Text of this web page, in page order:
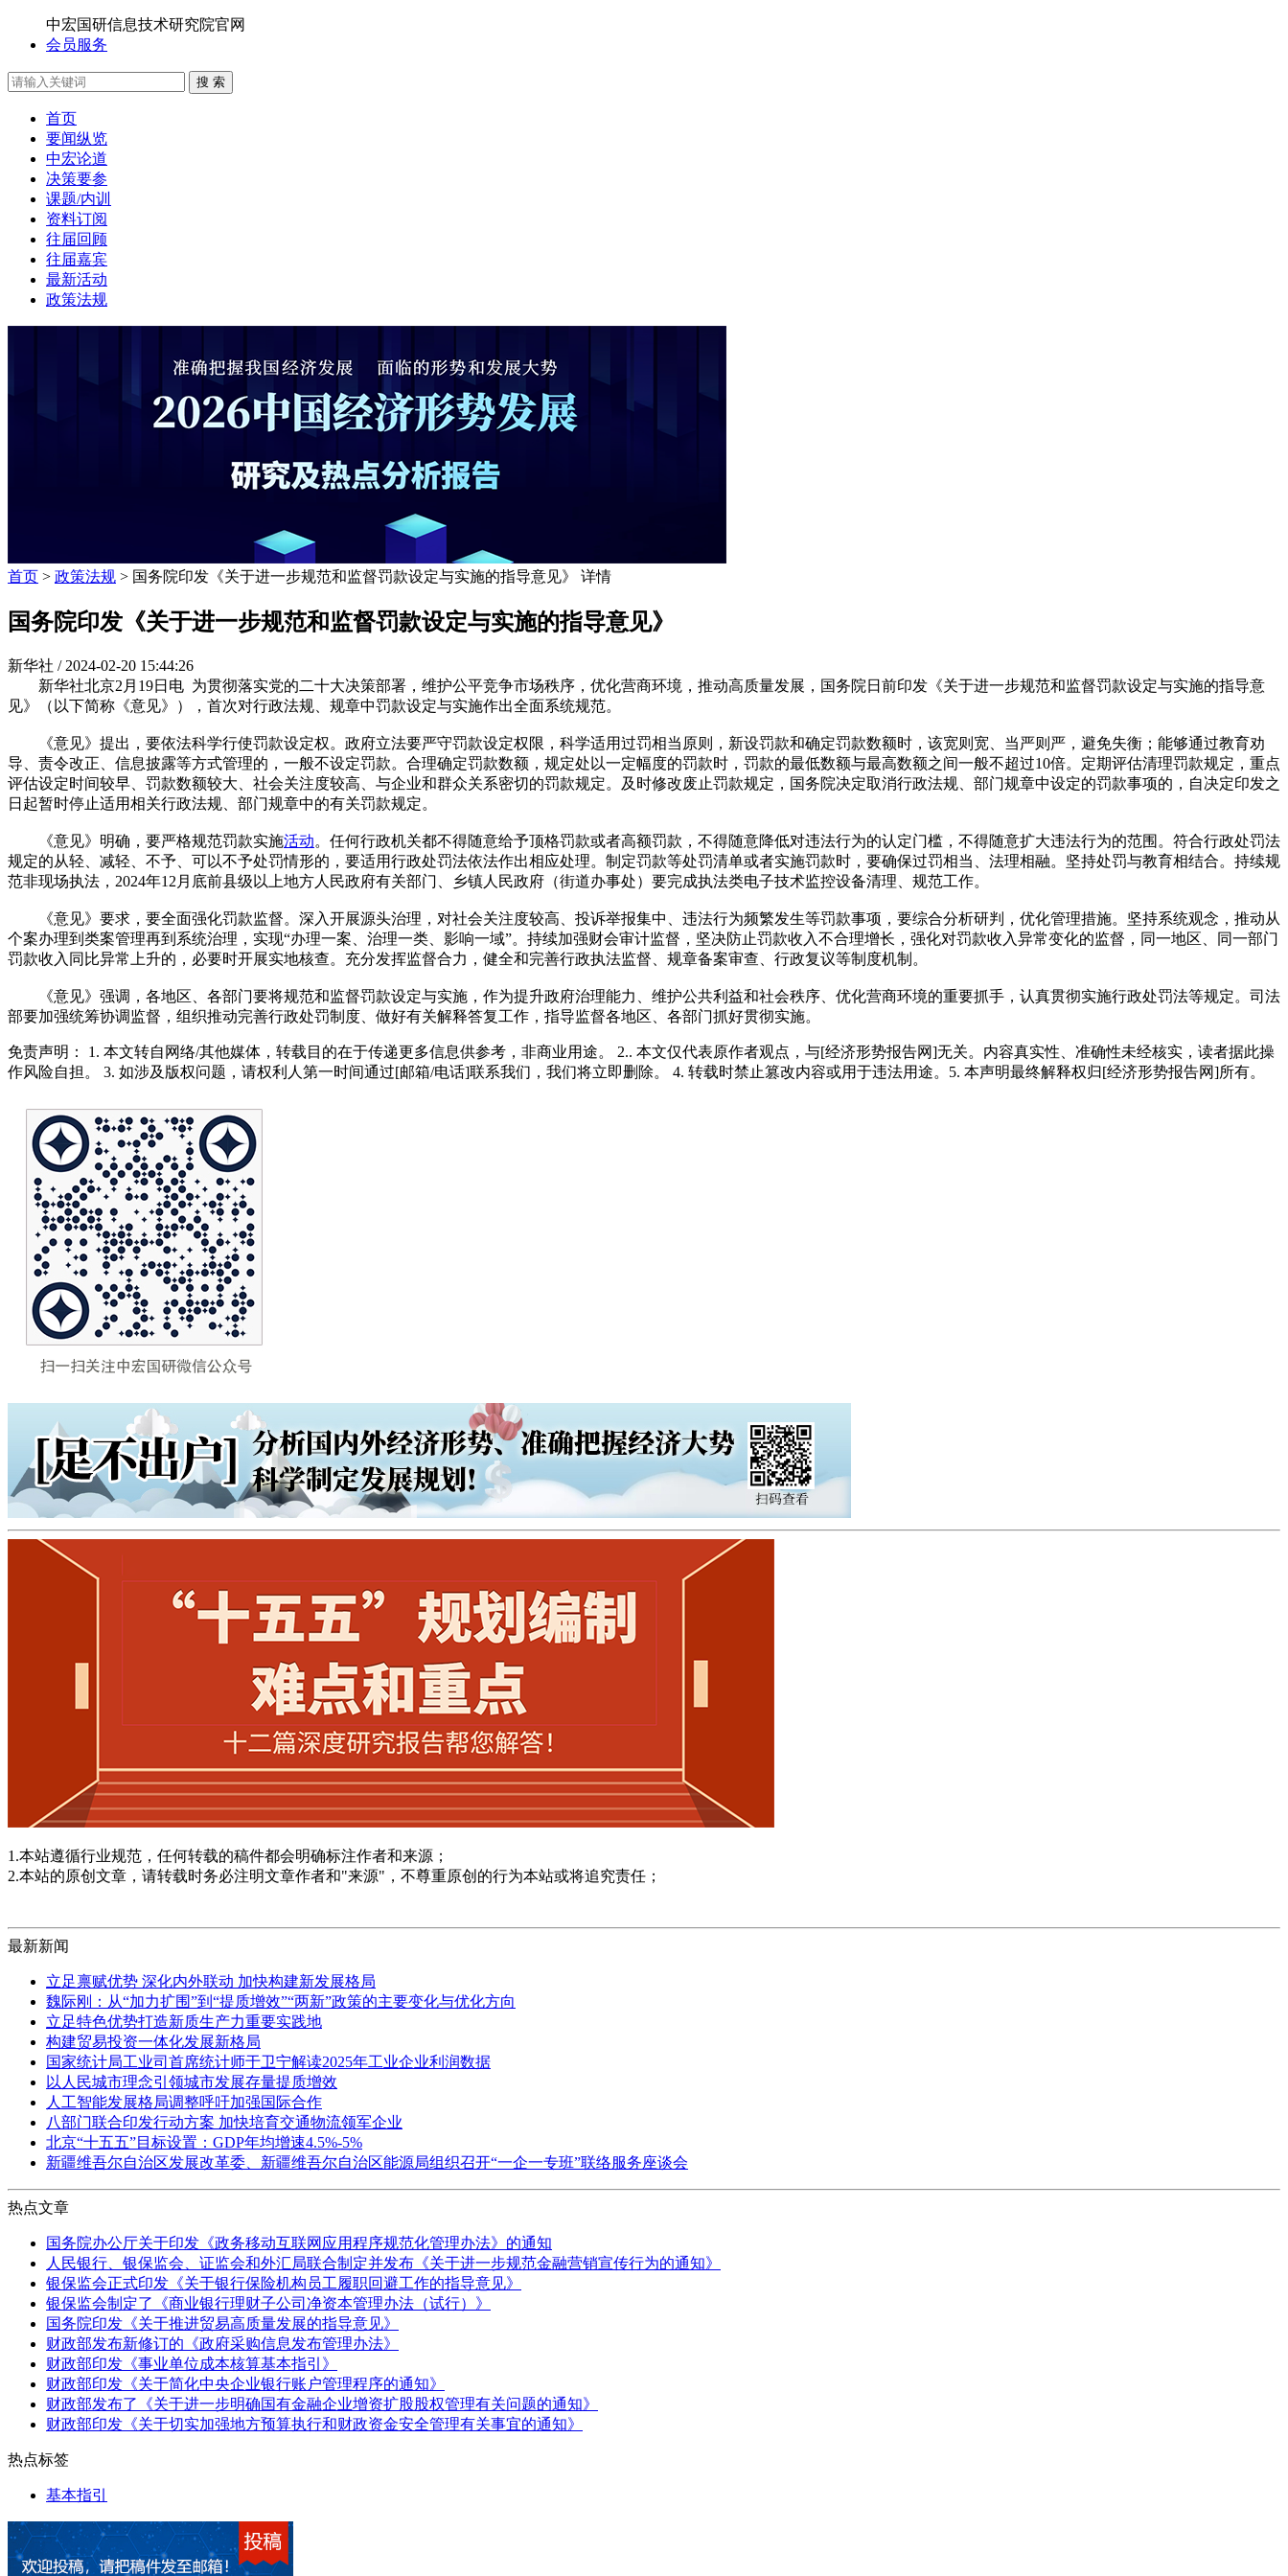
中宏国研信息技术研究院官网
会员服务
搜 索
首页
要闻纵览
中宏论道
决策要参
课题/内训
资料订阅
往届回顾
往届嘉宾
最新活动
政策法规
首页 > 政策法规 > 国务院印发《关于进一步规范和监督罚款设定与实施的指导意见》 详情
国务院印发《关于进一步规范和监督罚款设定与实施的指导意见》
新华社 / 2024-02-20 15:44:26
新华社北京2月19日电 为贯彻落实党的二十大决策部署，维护公平竞争市场秩序，优化营商环境，推动高质量发展，国务院日前印发《关于进一步规范和监督罚款设定与实施的指导意
见》（以下简称《意见》），首次对行政法规、规章中罚款设定与实施作出全面系统规范。
《意见》提出，要依法科学行使罚款设定权。政府立法要严守罚款设定权限，科学适用过罚相当原则，新设罚款和确定罚款数额时，该宽则宽、当严则严，避免失衡；能够通过教育劝
导、责令改正、信息披露等方式管理的，一般不设定罚款。合理确定罚款数额，规定处以一定幅度的罚款时，罚款的最低数额与最高数额之间一般不超过10倍。定期评估清理罚款规定，重点
评估设定时间较早、罚款数额较大、社会关注度较高、与企业和群众关系密切的罚款规定。及时修改废止罚款规定，国务院决定取消行政法规、部门规章中设定的罚款事项的，自决定印发之
日起暂时停止适用相关行政法规、部门规章中的有关罚款规定。
《意见》明确，要严格规范罚款实施活动。任何行政机关都不得随意给予顶格罚款或者高额罚款，不得随意降低对违法行为的认定门槛，不得随意扩大违法行为的范围。符合行政处罚法
规定的从轻、减轻、不予、可以不予处罚情形的，要适用行政处罚法依法作出相应处理。制定罚款等处罚清单或者实施罚款时，要确保过罚相当、法理相融。坚持处罚与教育相结合。持续规
范非现场执法，2024年12月底前县级以上地方人民政府有关部门、乡镇人民政府（街道办事处）要完成执法类电子技术监控设备清理、规范工作。
《意见》要求，要全面强化罚款监督。深入开展源头治理，对社会关注度较高、投诉举报集中、违法行为频繁发生等罚款事项，要综合分析研判，优化管理措施。坚持系统观念，推动从
个案办理到类案管理再到系统治理，实现“办理一案、治理一类、影响一域”。持续加强财会审计监督，坚决防止罚款收入不合理增长，强化对罚款收入异常变化的监督，同一地区、同一部门
罚款收入同比异常上升的，必要时开展实地核查。充分发挥监督合力，健全和完善行政执法监督、规章备案审查、行政复议等制度机制。
《意见》强调，各地区、各部门要将规范和监督罚款设定与实施，作为提升政府治理能力、维护公共利益和社会秩序、优化营商环境的重要抓手，认真贯彻实施行政处罚法等规定。司法
部要加强统筹协调监督，组织推动完善行政处罚制度、做好有关解释答复工作，指导监督各地区、各部门抓好贯彻实施。
免责声明： 1. 本文转自网络/其他媒体，转载目的在于传递更多信息供参考，非商业用途。 2.. 本文仅代表原作者观点，与[经济形势报告网]无关。内容真实性、准确性未经核实，读者据此操
作风险自担。 3. 如涉及版权问题，请权利人第一时间通过[邮箱/电话]联系我们，我们将立即删除。 4. 转载时禁止篡改内容或用于违法用途。5. 本声明最终解释权归[经济形势报告网]所有。
1.本站遵循行业规范，任何转载的稿件都会明确标注作者和来源；
2.本站的原创文章，请转载时务必注明文章作者和"来源"，不尊重原创的行为本站或将追究责任；
最新新闻
立足禀赋优势 深化内外联动 加快构建新发展格局
魏际刚：从“加力扩围”到“提质增效”“两新”政策的主要变化与优化方向
立足特色优势打造新质生产力重要实践地
构建贸易投资一体化发展新格局
国家统计局工业司首席统计师于卫宁解读2025年工业企业利润数据
以人民城市理念引领城市发展存量提质增效
人工智能发展格局调整呼吁加强国际合作
八部门联合印发行动方案 加快培育交通物流领军企业
北京“十五五”目标设置：GDP年均增速4.5%-5%
新疆维吾尔自治区发展改革委、新疆维吾尔自治区能源局组织召开“一企一专班”联络服务座谈会
热点文章
国务院办公厅关于印发《政务移动互联网应用程序规范化管理办法》的通知
人民银行、银保监会、证监会和外汇局联合制定并发布《关于进一步规范金融营销宣传行为的通知》
银保监会正式印发《关于银行保险机构员工履职回避工作的指导意见》
银保监会制定了《商业银行理财子公司净资本管理办法（试行）》
国务院印发《关于推进贸易高质量发展的指导意见》
财政部发布新修订的《政府采购信息发布管理办法》
财政部印发《事业单位成本核算基本指引》
财政部印发《关于简化中央企业银行账户管理程序的通知》
财政部发布了《关于进一步明确国有金融企业增资扩股股权管理有关问题的通知》
财政部印发《关于切实加强地方预算执行和财政资金安全管理有关事宜的通知》
热点标签
基本指引